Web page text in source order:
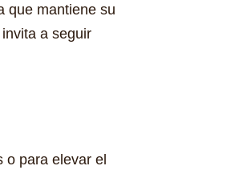
que mantiene su
a seguir
o para elevar el